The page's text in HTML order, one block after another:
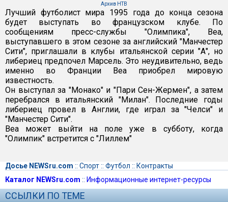
Архив НТВ
Лучший футболист мира 1995 года до конца сезона
будет выступать во французском клубе. По
сообщениям пресс-службы "Олимпика", Веа,
выступавшего в этом сезоне за английский "Манчестер
Сити", приглашали в клубы итальянской серии "А", но
либериец предпочел Марсель. Это неудивительно, ведь
именно во Франции Веа приобрел мировую
известность.
Он выступал за "Монако" и "Пари Сен-Жермен", а затем
перебрался в итальянский "Милан". Последние годы
либериец провел в Англии, где играл за "Челси" и
"Манчестер Сити".
Веа может выйти на поле уже в субботу, когда
"Олимпик" встретится с "Лиллем"
Досье NEWSru.com :: Спорт:: Футбол :: Контракты
Каталог NEWSru.com :: Информационные интернет-ресурсы
ССЫЛКИ ПО ТЕМЕ